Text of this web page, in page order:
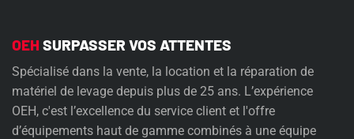
OEH SURPASSER VOS ATTENTES
Spécialisé dans la vente, la location et la réparation de
matériel de levage depuis plus de 25 ans. L’expérience
OEH, c'est l’excellence du service client et l'offre
d’équipements haut de gamme combinés à une équipe